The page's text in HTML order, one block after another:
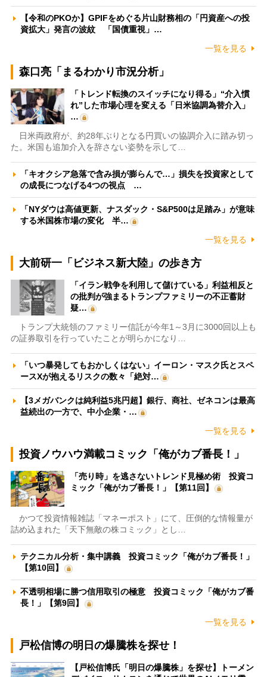
【令和のPKOか】GPIFをめぐる片山財務相の「円資産への投
資拡大」発言の波紋 「国債重視」…
一覧を見る
森口亮「まるわかり市況分析」
「トレンド転換のスイッチになり得る」“介入慣
れ”した市場心理を変える「日米協調為替介入」
…
日米両政府が、約28年ぶりとなる円買いの協調介入に踏み切っ
た。米国も追加介入を辞さない姿勢を示して…
「キオクシア急落で含み損が膨らんで…」損失を投資家として
の成長につなげる4つの視点 …
「NYダウは高値更新、ナスダック・S&P500は足踏み」が意味
する米国株市場の変化 半…
一覧を見る
大前研一「ビジネス新大陸」の歩き方
「イラン戦争を利用して儲けている」利益相反と
の批判が強まるトランプファミリーの不正蓄財
疑…
トランプ大統領のファミリー信託が今年1～3月に3000回以上も
の証券取引を行っていたことが明らかになり…
「いつ暴発してもおかしくはない」イーロン・マスク氏とスペ
ースXが抱えるリスクの数々「絶対…
【3メガバンクは純利益5兆円超】銀行、商社、ゼネコンは最高
益続出の一方で、中小企業・…
一覧を見る
投資ノウハウ満載コミック「俺がカブ番長！」
「売り時」を逃さないトレンド見極め術 投資コ
ミック「俺がカブ番長！」【第11回】
かつて投資情報雑誌「マネーポスト」にて、圧倒的な情報量が
詰め込まれた「天下無敵の株コミック」とし…
テクニカル分析・集中講義 投資コミック「俺がカブ番長！」
【第10回】
不透明相場に勝つ信用取引の極意 投資コミック「俺がカブ番
長！」【第9回】
一覧を見る
戸松信博の明日の爆騰株を探せ！
【戸松信博氏「明日の爆騰株」を探せ】トーメン